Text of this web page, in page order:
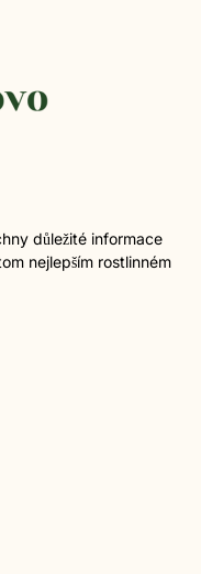
důležité informace
nejlepším rostlinném